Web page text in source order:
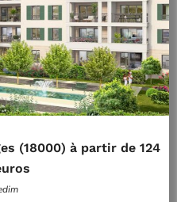
(18000) à partir de 124